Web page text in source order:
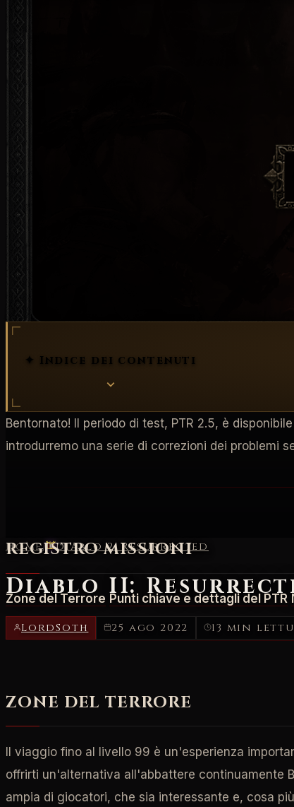
Home/ Diablo 2: Resurrected
Diablo II:
LordSoth 25 ago 2022 13 min
Zone del Terrore
✦ Indice dei contenuti
Bentornato! Il periodo di test, PTR 2.5, è
introdurremo una serie di correzioni dei problemi
REGISTRO MISSIONI
Zone del Terrore Punti chiave e dettagli del PTR
ZONE DEL TERRORE
Il viaggio fino al livello 99 è un'esperienza
offrirti un'alternativa all'abbattere continuamente
ampia di giocatori, che sia interessante e, cosa